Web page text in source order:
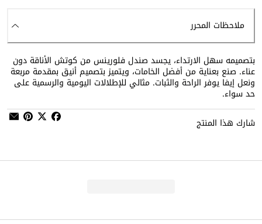
ملاحظات المحرر
بتصميمه سهل الارتداء، يجسد صندل فلورينس من كوتش الأناقة دون
عناء. صنع بعناية من أفضل الخامات، ويتميز بتصميم أنيق بمقدمة مربعة
ونعل إيفا يوفر الراحة والثبات. مثالي للإطلالات اليومية والرسمية على
حد سواء.
شارك هذا المنتج